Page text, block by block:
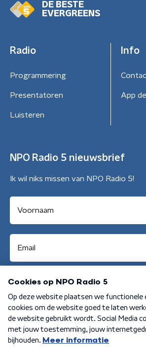
DE BESTE
EVERGREENS
Radio
Programmering
Presentatoren
Luisteren
Info
App
NPO Radio 5 nieuwsbrief
Ik wil niks missen van NPO Radio 5!
Aanmelden
Algemene voorwaarden Privacybeleid